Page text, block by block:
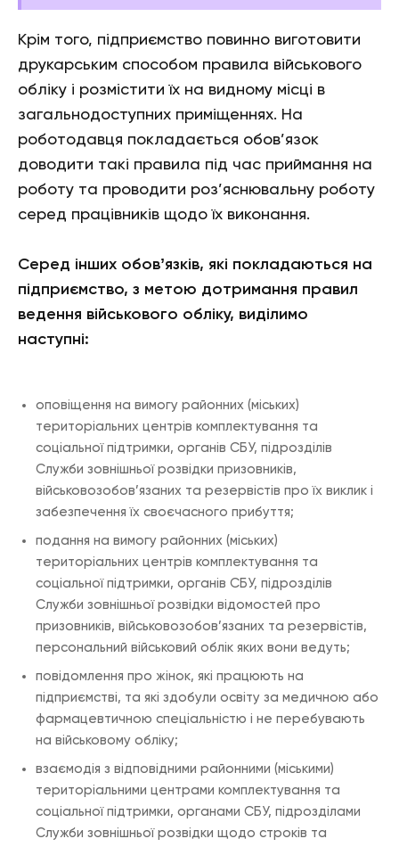
Крім того, підприємство повинно виготовити
друкарським способом правила військового
обліку і розмістити їх на видному місці в
загальнодоступних приміщеннях. На
роботодавця покладається обов’язок
доводити такі правила під час приймання на
роботу та проводити роз’яснювальну роботу
серед працівників щодо їх виконання.
Серед інших обовʼязків, які покладаються на
підприємство, з метою дотримання правил
ведення військового обліку, виділимо
наступні:
оповіщення на вимогу районних (міських)
територіальних центрів комплектування та
соціальної підтримки, органів СБУ, підрозділів
Служби зовнішньої розвідки призовників,
військовозобов’язаних та резервістів про їх виклик і
забезпечення їх своєчасного прибуття;
подання на вимогу районних (міських)
територіальних центрів комплектування та
соціальної підтримки, органів СБУ, підрозділів
Служби зовнішньої розвідки відомостей про
призовників, військовозобов’язаних та резервістів,
персональний військовий облік яких вони ведуть;
повідомлення про жінок, які працюють на
підприємстві, та які здобули освіту за медичною або
фармацевтичною спеціальністю і не перебувають
на військовому обліку;
взаємодія з відповідними районними (міськими)
територіальними центрами комплектування та
соціальної підтримки, органами СБУ, підрозділами
Служби зовнішньої розвідки щодо строків та